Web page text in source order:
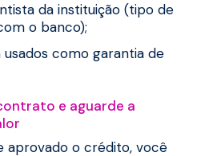
da instituição (tipo de
o banco);
como garantia de
e aguarde a
aprovado o crédito, você